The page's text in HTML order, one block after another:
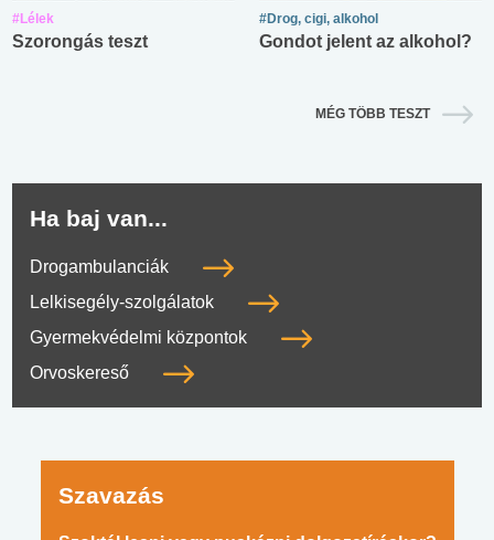
#Lélek
Szorongás teszt
#Drog, cigi, alkohol
Gondot jelent az alkohol?
MÉG TÖBB TESZT
Ha baj van...
Drogambulanciák
Lelkisegély-szolgálatok
Gyermekvédelmi központok
Orvoskereső
Szavazás